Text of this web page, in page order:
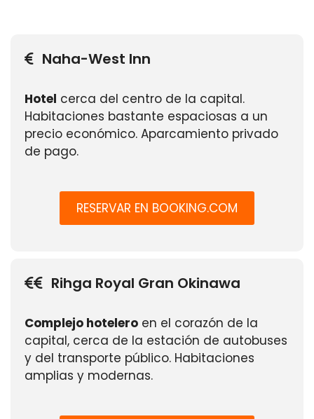
Naha-West Inn
Hotel cerca del centro de la capital.
Habitaciones bastante espaciosas a un
precio económico. Aparcamiento privado
de pago.
RESERVAR EN BOOKING.COM
Rihga Royal Gran Okinawa
Complejo hotelero en el corazón de la
capital, cerca de la estación de autobuses
y del transporte público. Habitaciones
amplias y modernas.